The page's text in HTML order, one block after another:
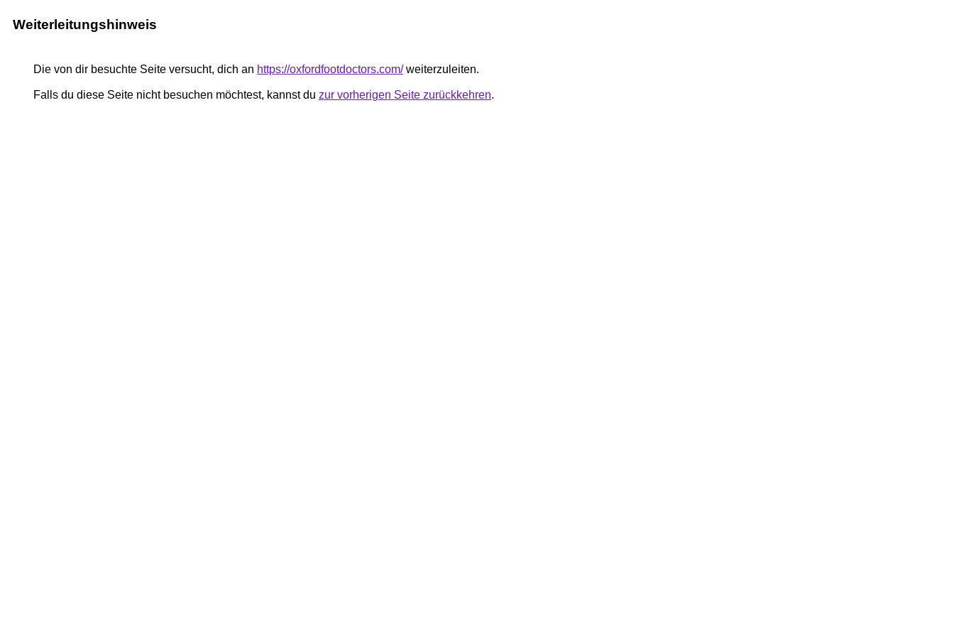
Weiterleitungshinweis
Die von dir besuchte Seite versucht, dich an https://oxfordfootdoctors.com/weiterzuleiten.
Falls du diese Seite nicht besuchen möchtest, kannst du zur vorherigen Seite zurückkehren.